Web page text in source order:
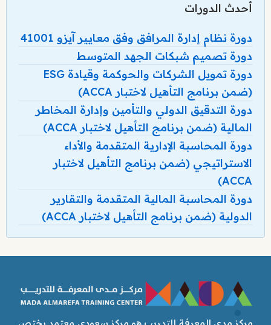
أحدث الدورات
دورة نظام إدارة المرافق وفق معايير آيزو 41001
دورة تصميم شبكات الجهد المتوسط
دورة تمويل الشركات والحوكمة وقيادة ESG
(ضمن برنامج التأهيل لاختبار ACCA)
دورة التدقيق الدولي والتأمين وإدارة المخاطر
المالية (ضمن برنامج التأهيل لاختبار ACCA)
دورة المحاسبة الإدارية المتقدمة والأداء
الاستراتيجي (ضمن برنامج التأهيل لاختبار
ACCA)
دورة المحاسبة المالية المتقدمة والتقارير
الدولية (ضمن برنامج التأهيل لاختبار ACCA)